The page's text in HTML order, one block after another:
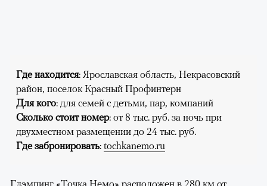
Где находится: Ярославская область, Некрасовский
район, поселок Красный Профинтерн
Для кого: для семей с детьми, пар, компаний
Сколько стоит номер: от 8 тыс. руб. за ночь при
двухместном размещении до 24 тыс. руб.
Где забронировать: tochkanemo.ru